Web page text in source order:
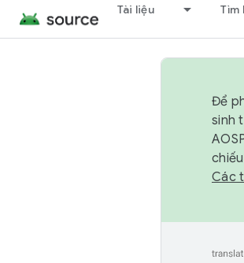
Tài liệu Tìm
Để
sinh
Các